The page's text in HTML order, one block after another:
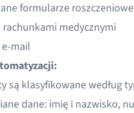
formularze roszczeniowe
rachunkami medycznymi
e-mail
są klasyfikowane według
dane: imię i nazwisko,